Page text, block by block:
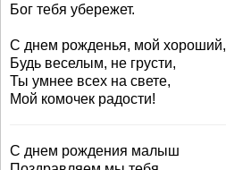
Бог тебя убережет.
С днем рожденья, мой хороший,
Будь веселым, не грусти,
Ты умнее всех на свете,
Мой комочек радости!
С днем рождения малыш